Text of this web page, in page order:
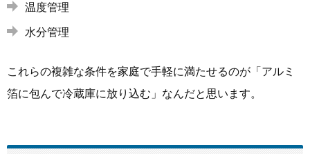
温度管理
水分管理
これらの複雑な条件を家庭で手軽に満たせるのが「アルミ
箔に包んで冷蔵庫に放り込む」なんだと思います。